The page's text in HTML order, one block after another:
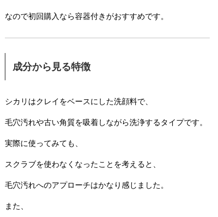
なので初回購入なら容器付きがおすすめです。
成分から見る特徴
シカリはクレイをベースにした洗顔料で、
毛穴汚れや古い角質を吸着しながら洗浄するタイプです。
実際に使ってみても、
スクラブを使わなくなったことを考えると、
毛穴汚れへのアプローチはかなり感じました。
また、